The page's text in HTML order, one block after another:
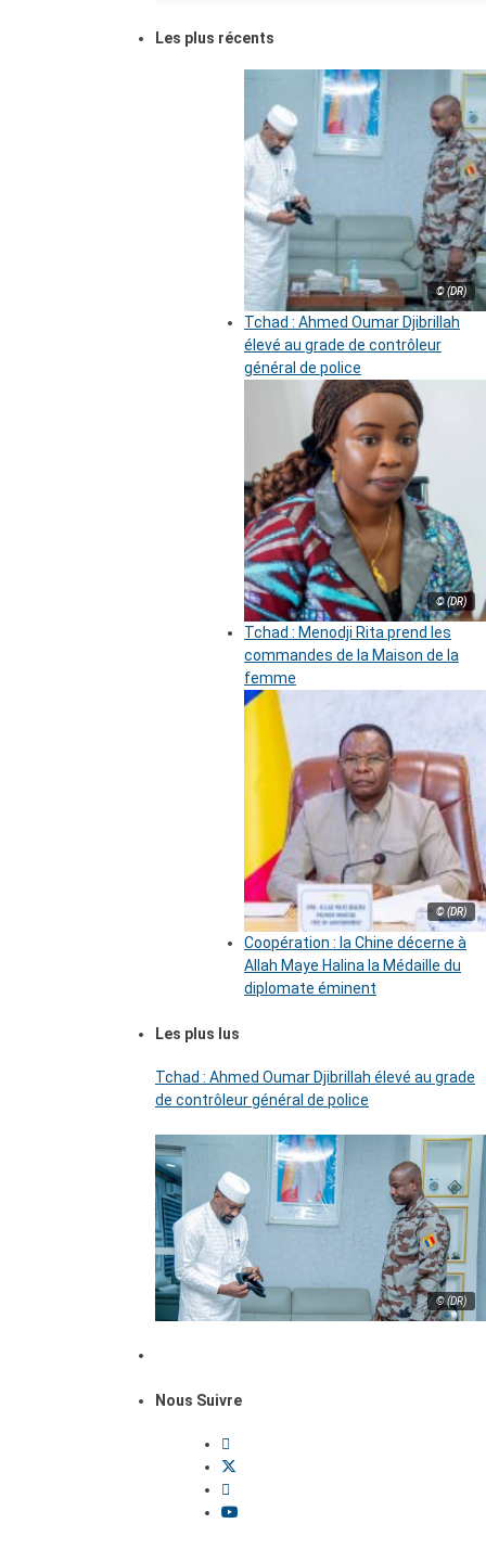
Les plus récents
© (DR)
Tchad : Ahmed Oumar Djibrillah
élevé au grade de contrôleur
général de police
© (DR)
Tchad : Menodji Rita prend les
commandes de la Maison de la
femme
© (DR)
Coopération : la Chine décerne à
Allah Maye Halina la Médaille du
diplomate éminent
Les plus lus
Tchad : Ahmed Oumar Djibrillah élevé au grade
de contrôleur général de police
© (DR)
Nous Suivre